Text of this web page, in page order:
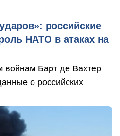
российские
НАТО в атаках на
войнам Барт де Вахтер
о российских